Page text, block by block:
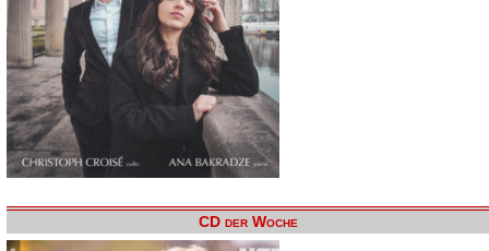
CD der Woche